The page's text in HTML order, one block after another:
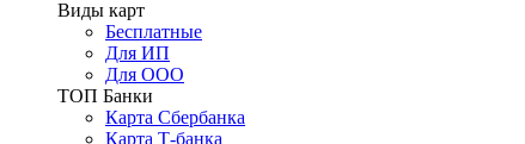
Виды карт
Бесплатные
Для ИП
Для ООО
ТОП Банки
Карта Сбербанка
Карта Т-банка